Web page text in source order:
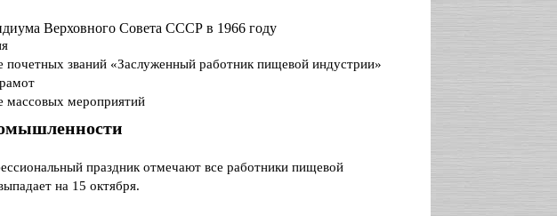
Верховного Совета СССР в 1966 году
почетных званий «Заслуженный работник пищевой индустрии»
массовых мероприятий
праздник отмечают все работники пищевой
на 15 октября.